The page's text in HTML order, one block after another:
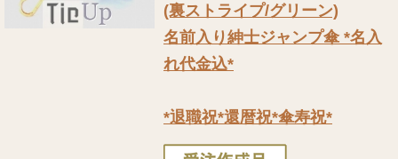
(裏ストライプ/グリーン)
名前入り紳士ジャンプ傘 *名入
れ代金込*
*退職祝*還暦祝*傘寿祝*